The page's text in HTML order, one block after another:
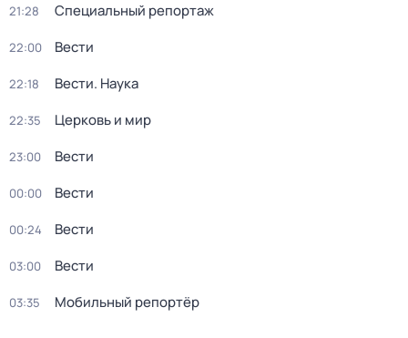
21:28 Специальный репортаж
22:00 Вести
22:18 Вести. Наука
22:35 Церковь и мир
23:00 Вести
00:00 Вести
00:24 Вести
03:00 Вести
03:35 Мобильный репортёр